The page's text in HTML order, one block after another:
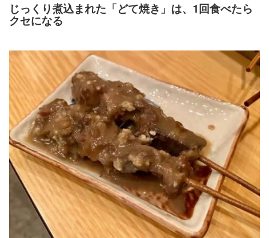
じっくり煮込まれた「どて焼き」は、1回食べたら
クセになる